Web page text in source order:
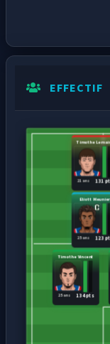
EFFECTIF
Timothe Vincent
134 pts
25 ans
Eliott Meunier
123
25 ans
Timothe
131
21 ans